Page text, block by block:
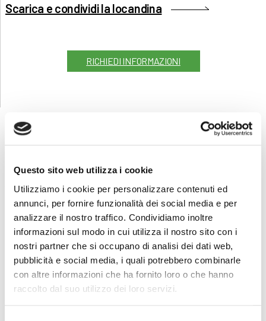
Questo sito web utilizza i cookie
Utilizziamo i cookie per personalizzare contenuti ed
annunci, per fornire funzionalità dei social media e per
analizzare il nostro traffico. Condividiamo inoltre
informazioni sul modo in cui utilizza il nostro sito con i
nostri partner che si occupano di analisi dei dati web,
pubblicità e social media, i quali potrebbero combinarle
con altre informazioni che ha fornito loro o che hanno
raccolto dal suo utilizzo dei loro servizi.
Scarica e condividi la locandina
RICHIEDI INFORMAZIONI
FORMAZIONE
Seleziona e filtra per:
ADULTI
AZIENDE
DOPO LA TERZA MEDIA
SICUREZZA